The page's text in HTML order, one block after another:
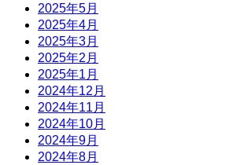
2025年5月
2025年4月
2025年3月
2025年2月
2025年1月
2024年12月
2024年11月
2024年10月
2024年9月
2024年8月